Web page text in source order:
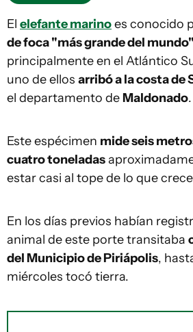
El elefante marinoes conocido
de foca "más grande del mundo"
principalmente en el Atlántico
uno de ellos arribó a la costa de
el departamento de Maldonado.
Este espécimen mide seis
cuatro toneladas
estar casi al tope de lo que
En los días previos habían
animal de este porte transitaba
del Municipio de Piriápolis,
miércoles tocó tierra.